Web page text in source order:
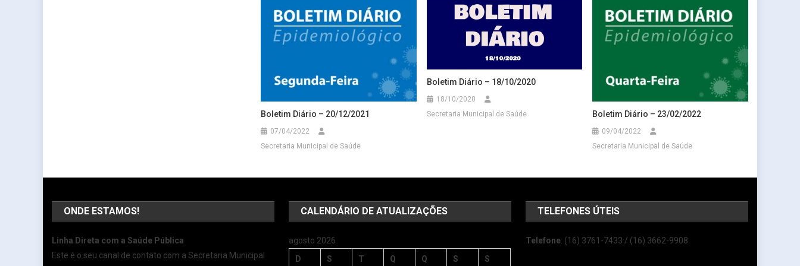
Boletim Diário – 20/12/2021
07/04/2022
Secretaria Municipal de Saúde
Boletim Diário – 18/10/2020
18/10/2020
Secretaria Municipal de Saúde
Boletim Diário – 23/02/2022
09/04/2022
Secretaria Municipal de Saúde
ONDE ESTAMOS!
Linha Direta com a Saúde Pública
Este é o seu canal de contato com a Secretaria Municipal
CALENDÁRIO DE ATUALIZAÇÕES
agosto 2026
D
S T Q Q S S
TELEFONES ÚTEIS
Telefone: (16) 3761-7433 / (16) 3662-9908